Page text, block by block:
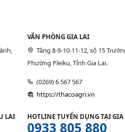
VĂN PHÒNG GIA LAI
Tầng 8-9-10-11-12, số 15
Phường Pleiku, Tỉnh Gia Lai.
(0269) 6 567 567
https://thacoagri.vn
LAI HOTLINE TUYỂN DỤNG TẠI
0933 805 880